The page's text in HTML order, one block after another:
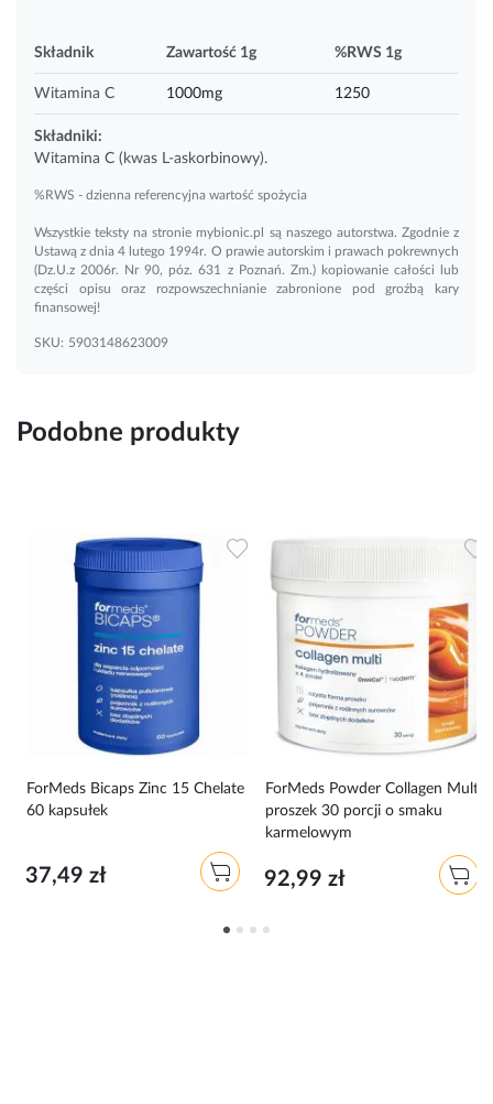
Składnik Zawartość 1g %RWS 1g
Witamina C 1000mg 1250
Składniki:
Witamina C (kwas L-askorbinowy).
%RWS - dzienna referencyjna wartość spożycia
Wszystkie teksty na stronie mybionic.pl są naszego autorstwa. Zgodnie z
Ustawą z dnia 4 lutego 1994r. O prawie autorskim i prawach pokrewnych
(Dz.U.z 2006r. Nr 90, póz. 631 z Poznań. Zm.) kopiowanie całości lub
części opisu oraz rozpowszechnianie zabronione pod groźbą kary
finansowej!
SKU: 5903148623009
Podobne produkty
Dodaj do ulubionych
ForMeds Bicaps Zinc 15 Chelate
60 kapsułek
37,49 zł
Dodaj do ulubionych
ForMeds Powder Collagen Multi
proszek 30 porcji o smaku
karmelowym
92,99 zł